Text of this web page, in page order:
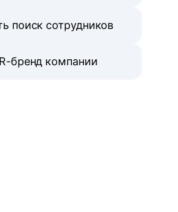
поиск сотрудников
бренд компании